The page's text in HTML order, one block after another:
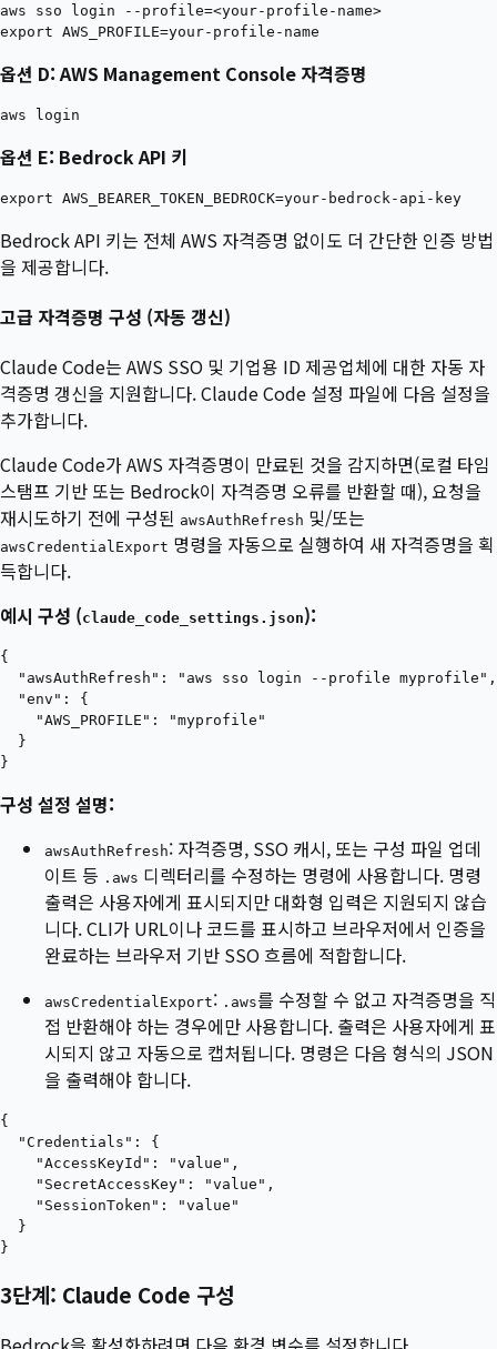
aws sso login --profile=<your-profile-name>
옵션 D: AWS Management Console 자격증명
옵션 E: Bedrock API 키
Bedrock API 키는 전체 AWS 자격증명 없이도 더 간단한 인증 방법
을 제공합니다.
고급 자격증명 구성 (자동 갱신)
Claude Code는 AWS SSO 및 기업용 ID 제공업체에 대한 자동 자
격증명 갱신을 지원합니다. Claude Code 설정 파일에 다음 설정을
추가합니다.
Claude Code가 AWS 자격증명이 만료된 것을 감지하면(로컬 타임
스탬프 기반 또는 Bedrock이 자격증명 오류를 반환할 때), 요청을
재시도하기 전에 구성된 awsAuthRefresh 및/또는
awsCredentialExport 명령을 자동으로 실행하여 새 자격증명을 획
득합니다.
예시 구성 (claude_code_settings.json):
{
  "awsAuthRefresh": "aws sso login --profile myprofile",
  "env": {
    "AWS_PROFILE": "myprofile"
  }
구성 설정 설명:
awsAuthRefresh: 자격증명, SSO 캐시, 또는 구성 파일 업데
이트 등 .aws 디렉터리를 수정하는 명령에 사용합니다. 명령
출력은 사용자에게 표시되지만 대화형 입력은 지원되지 않습
니다. CLI가 URL이나 코드를 표시하고 브라우저에서 인증을
완료하는 브라우저 기반 SSO 흐름에 적합합니다.
awsCredentialExport: .aws를 수정할 수 없고 자격증명을 직
접 반환해야 하는 경우에만 사용합니다. 출력은 사용자에게 표
시되지 않고 자동으로 캡처됩니다. 명령은 다음 형식의 JSON
을 출력해야 합니다.
{
  "Credentials": {
    "AccessKeyId": "value",
    "SecretAccessKey": "value",
    "SessionToken": "value"
  }
3단계: Claude Code 구성